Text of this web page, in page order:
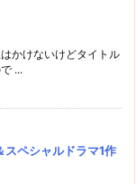
かけないけどタイトル
...
ペシャルドラマ1作